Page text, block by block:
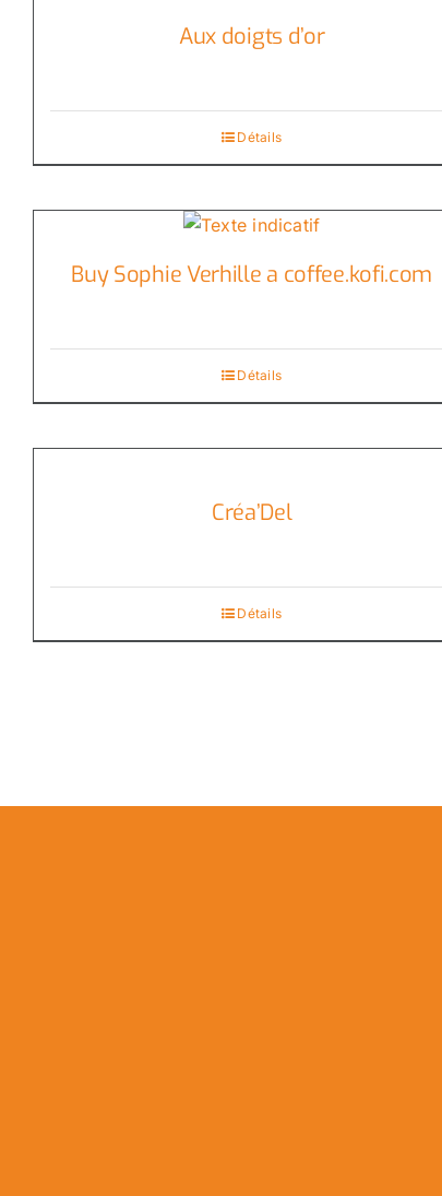
Aux doigts d’or
Détails
Buy Sophie Verhille a coffee.kofi.com
Détails
Créa’Del
Détails